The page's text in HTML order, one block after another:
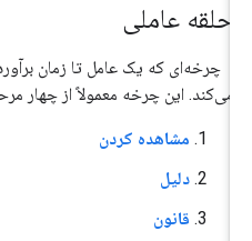
حلقه عاملی
#عامل
چرخه‌ای که یک عامل تا زمان
می‌کند. این چرخه معمولاً از چهار
مشاهده کردن
دلیل
قانون